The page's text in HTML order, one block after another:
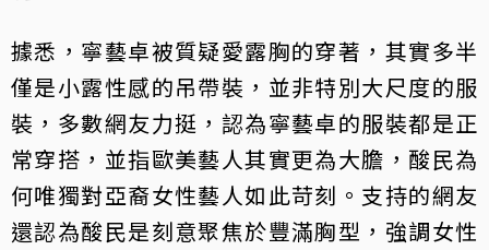
據悉，寧藝卓被質疑愛露胸的穿著，其實多半
僅是小露性感的吊帶裝，並非特別大尺度的服
裝，多數網友力挺，認為寧藝卓的服裝都是正
常穿搭，並指歐美藝人其實更為大膽，酸民為
何唯獨對亞裔女性藝人如此苛刻。支持的網友
還認為酸民是刻意聚焦於豐滿胸型，強調女性